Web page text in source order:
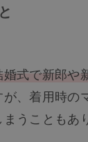
婚式で新郎や
が、着用時の
うこともあ